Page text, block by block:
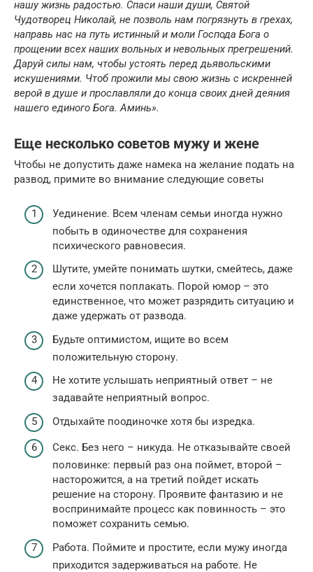
нашу жизнь радостью. Спаси наши души, Святой
Чудотворец Николай, не позволь нам погрязнуть в грехах,
направь нас на путь истинный и моли Господа Бога о
прощении всех наших вольных и невольных прегрешений.
Даруй силы нам, чтобы устоять перед дьявольскими
искушениями. Чтоб прожили мы свою жизнь с искренней
верой в душе и прославляли до конца своих дней деяния
нашего единого Бога. Аминь».
Еще несколько советов мужу и жене
Чтобы не допустить даже намека на желание подать на
развод, примите во внимание следующие советы
Уединение. Всем членам семьи иногда нужно
побыть в одиночестве для сохранения
психического равновесия.
Шутите, умейте понимать шутки, смейтесь, даже
если хочется поплакать. Порой юмор – это
единственное, что может разрядить ситуацию и
даже удержать от развода.
Будьте оптимистом, ищите во всем
положительную сторону.
Не хотите услышать неприятный ответ – не
задавайте неприятный вопрос.
Отдыхайте поодиночке хотя бы изредка.
Секс. Без него – никуда. Не отказывайте своей
половинке: первый раз она поймет, второй –
насторожится, а на третий пойдет искать
решение на сторону. Проявите фантазию и не
воспринимайте процесс как повинность – это
поможет сохранить семью.
Работа. Поймите и простите, если мужу иногда
приходится задерживаться на работе. Не